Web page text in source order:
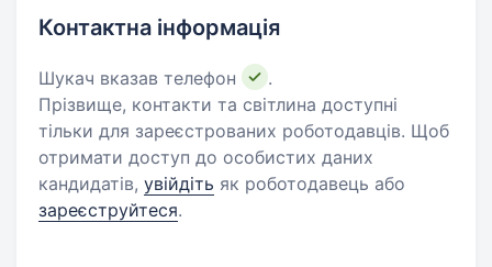
Контактна інформація
Шукач вказав телефон
.
Прізвище, контакти та світлина доступні
тільки для зареєстрованих роботодавців. Щоб
отримати доступ до особистих даних
кандидатів, увійдіть як роботодавець або
зареєструйтеся.